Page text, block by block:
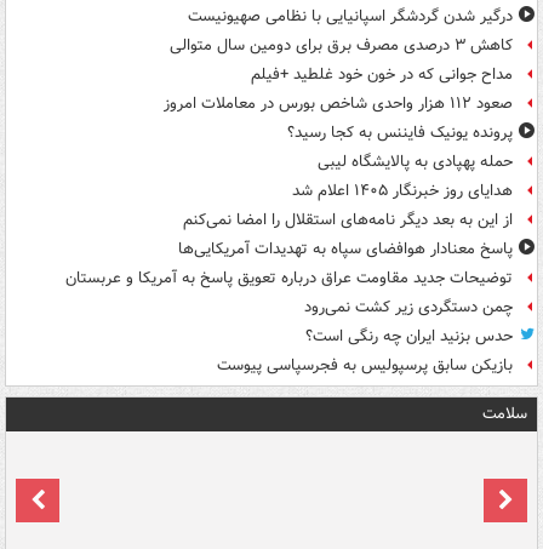
درگیر شدن گردشگر اسپانیایی با نظامی صهیونیست
کاهش ۳ درصدی مصرف برق برای دومین سال متوالی
مداح جوانی که در خون خود غلطید +فیلم
صعود ۱۱۲ هزار واحدی شاخص بورس در معاملات امروز
پرونده یونیک فایننس به کجا رسید؟
حمله پهپادی به پالایشگاه لیبی
هدایای روز خبرنگار ۱۴۰۵ اعلام شد
از این به بعد دیگر نامه‌های استقلال را امضا نمی‌کنم
پاسخ معنادار هوافضای سپاه به تهدیدات آمریکایی‌ها
توضیحات جدید مقاومت عراق درباره تعویق پاسخ به آمریکا و عربستان
چمن دستگردی زیر کشت نمی‌رود
حدس بزنید ایران چه رنگی است؟
بازیکن سابق پرسپولیس به فجرسپاسی پیوست
سلامت